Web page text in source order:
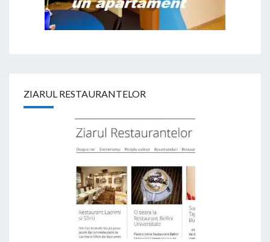
ZIARUL RESTAURANTELOR